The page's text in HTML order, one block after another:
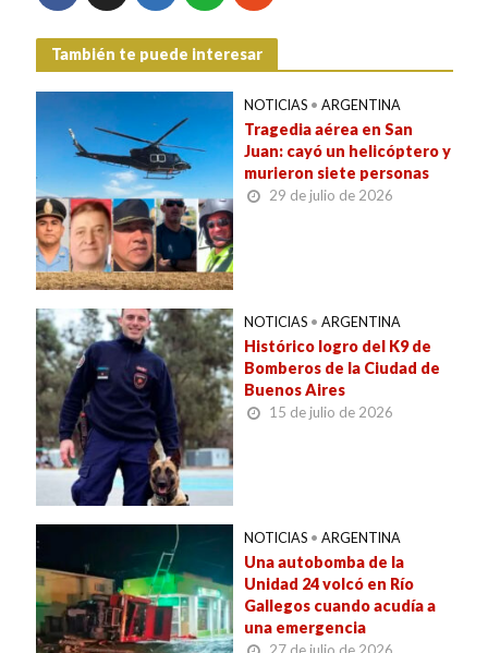
También te puede interesar
NOTICIAS • ARGENTINA
Tragedia aérea en San
Juan: cayó un helicóptero y
murieron siete personas
29 de julio de 2026
NOTICIAS • ARGENTINA
Histórico logro del K9 de
Bomberos de la Ciudad de
Buenos Aires
15 de julio de 2026
NOTICIAS • ARGENTINA
Una autobomba de la
Unidad 24 volcó en Río
Gallegos cuando acudía a
una emergencia